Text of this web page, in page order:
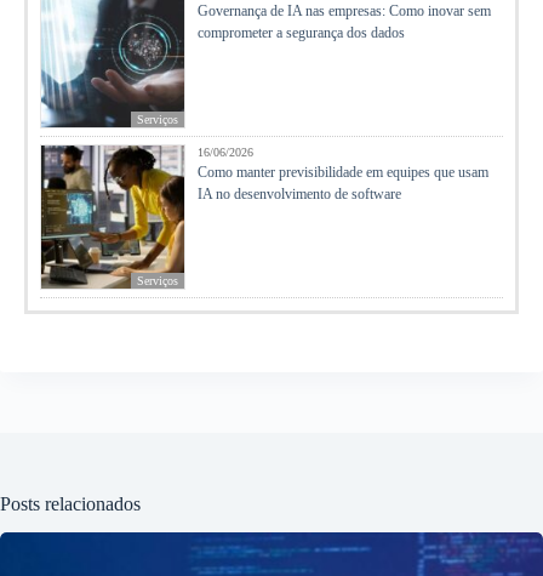
Serviços
Governança de IA nas empresas: Como inovar sem
comprometer a segurança dos dados
Serviços
16/06/2026
Como manter previsibilidade em equipes que usam
IA no desenvolvimento de software
Posts relacionados